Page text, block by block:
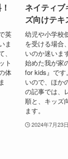
英
ま
ト
体
ネイティブ
ズ向けテ
幼児や小学校
を受ける場合
いのか迷いま
始めた我が家
for kids』です
いので、ほか
の記事では、
順と、キッズ
ます。
2024年7月23日